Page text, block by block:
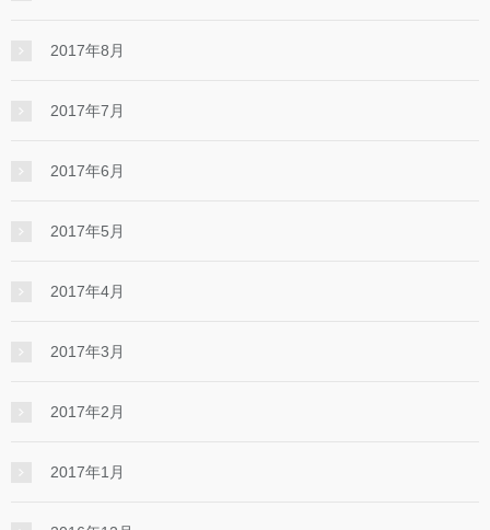
2017年8月
2017年7月
2017年6月
2017年5月
2017年4月
2017年3月
2017年2月
2017年1月